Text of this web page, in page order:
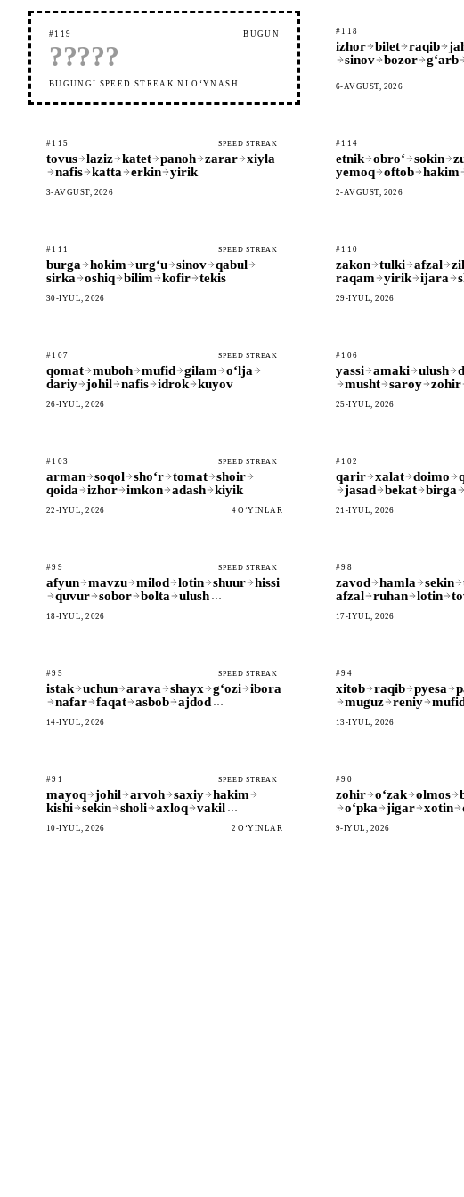
#119 BUGUN
?????
BUGUNGI SPEED STREAK NI OʻYNASH
#118
izhor bilet raqib
sinov
bozor gʻarb
6-AVGUST, 2026
#115 SPEED STREAK
tovus laziz katet panoh zarar
xiyla
nafis
katta erkin yirik …
3-AVGUST, 2026
#114
etnik obroʻ sokin
yemoq
oftob hakim
2-AVGUST, 2026
#111 SPEED STREAK
burga hokim urgʻu sinov
qabul
sirka
oshiq bilim kofir tekis …
30-IYUL, 2026
#110
zakon tulki afzal
raqam
yirik ijara
29-IYUL, 2026
#107 SPEED STREAK
qomat muboh mufid gilam
oʻlja
dariy
johil nafis idrok kuyov …
26-IYUL, 2026
#106
yassi amaki ulush
musht
saroy zohir
25-IYUL, 2026
#103 SPEED STREAK
arman soqol shoʻr tomat
shoir
qoida
izhor imkon adash kiyik …
22-IYUL, 2026 4 OʻYINLAR
#102
qarir xalat doimo
jasad
bekat birga
21-IYUL, 2026
#99 SPEED STREAK
afyun mavzu milod lotin shuur
hissi
quvur
sobor bolta ulush …
18-IYUL, 2026
#98
zavod hamla sekin
afzal
ruhan lotin
17-IYUL, 2026
#95 SPEED STREAK
istak uchun arava shayx gʻozi
ibora
nafar
faqat asbob ajdod …
14-IYUL, 2026
#94
xitob raqib pyesa
muguz
reniy
13-IYUL, 2026
#91 SPEED STREAK
mayoq johil arvoh saxiy
hakim
kishi
sekin sholi axloq vakil …
10-IYUL, 2026 2 OʻYINLAR
#90
zohir oʻzak olmos
oʻpka
jigar xotin
9-IYUL, 2026